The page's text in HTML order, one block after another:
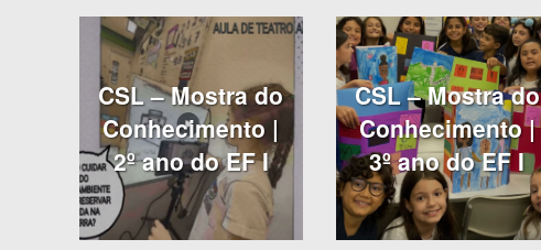
CSL – Mostra do
Conhecimento |
2º ano do EF I
CSL – Mostra do
Conhecimento |
3º ano do EF I